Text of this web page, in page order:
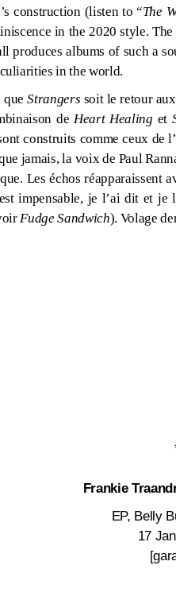
construction (listen to “The
in the 2020 style.
produces albums of such a
in the world.
queStrangers soit le retour
de Heart Healing et
construits comme ceux de
jamais, la voix de Paul
Les échos réapparaissent
impensable, je l’ai dit et je
Fudge Sandwich). Volage
Frankie
EP, Belly
17